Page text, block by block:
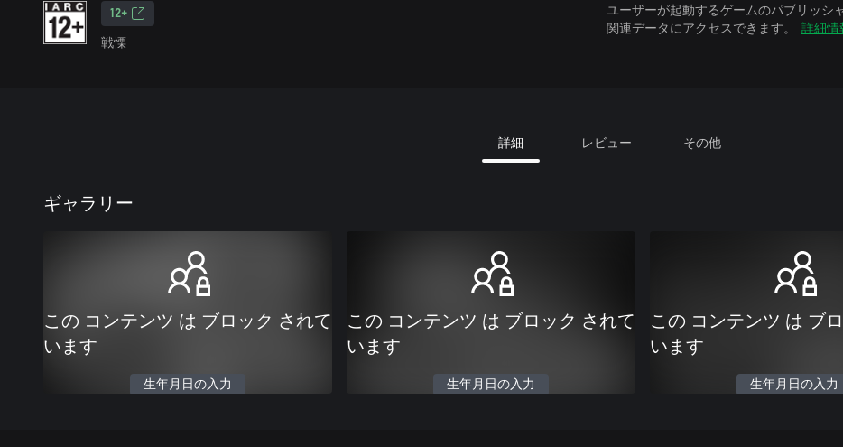
12+
戦慄
ユーザーが起動するゲームのパブリッシ
関連データにアクセスできます。
詳細情
詳細 レビュー その他
ギャラリー
この コンテンツ は ブロック されて
います
生年月日の入力
この コンテンツ は ブロック されて
います
生年月日の入力
この コンテンツ は ブ
います
生年月日の入力